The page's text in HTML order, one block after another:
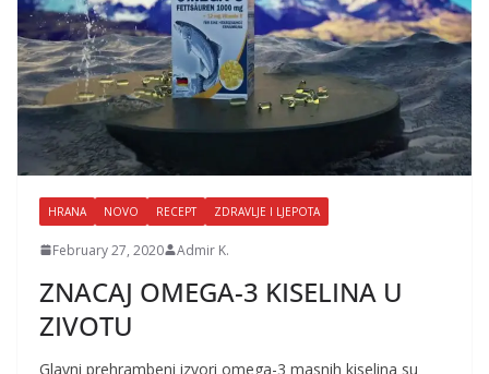
HRANA NOVO RECEPT ZDRAVLJE I LJEPOTA
February 27, 2020 Admir K.
ZNACAJ OMEGA-3 KISELINA U
ZIVOTU
Glavni prehrambeni izvori omega-3 masnih kiselina su